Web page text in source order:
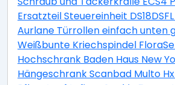
Ersatzteil Steuereinheit
Aurlane Türrollen einfach unten
Weißbunte Kriechspindel
Hochschrank Baden Haus New
Hängeschrank Scanbad Multo